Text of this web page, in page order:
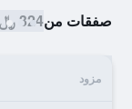
صفقات من324 ﷼
مزود